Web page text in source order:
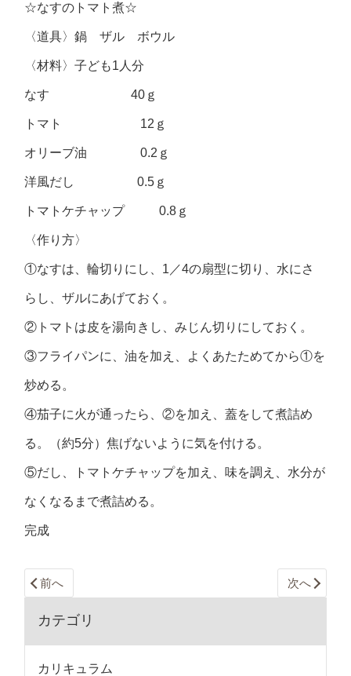
☆なすのトマト煮☆
〈道具〉鍋 ザル ボウル
〈材料〉子ども1人分
なす 40ｇ
トマト 12ｇ
オリーブ油 0.2ｇ
洋風だし 0.5ｇ
トマトケチャップ 0.8ｇ
〈作り方〉
①なすは、輪切りにし、1／4の扇型に切り、水にさ
らし、ザルにあげておく。
②トマトは皮を湯向きし、みじん切りにしておく。
③フライパンに、油を加え、よくあたためてから①を
炒める。
④茄子に火が通ったら、②を加え、蓋をして煮詰め
る。（約5分）焦げないように気を付ける。
⑤だし、トマトケチャップを加え、味を調え、水分が
なくなるまで煮詰める。
完成
前へ 次へ
カテゴリ
カリキュラム